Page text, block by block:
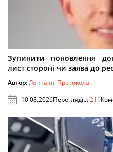
Зупинити поновлення
лист стороні чи заява до
Автор:Лента от Протокола
10.08.2026Переглядів:211